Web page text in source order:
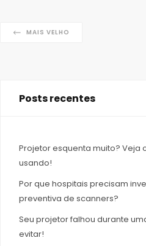
MAIS VELHO
Posts recentes
Projetor esquenta muito? Veja
usando!
Por que hospitais precisam
preventiva de scanners?
Seu projetor falhou durante
evitar!